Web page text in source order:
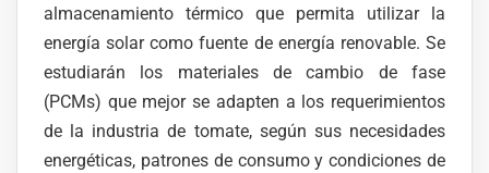
almacenamiento térmico que permita utilizar la
energía solar como fuente de energía renovable. Se
estudiarán los materiales de cambio de fase
(PCMs) que mejor se adapten a los requerimientos
de la industria de tomate, según sus necesidades
energéticas, patrones de consumo y condiciones de